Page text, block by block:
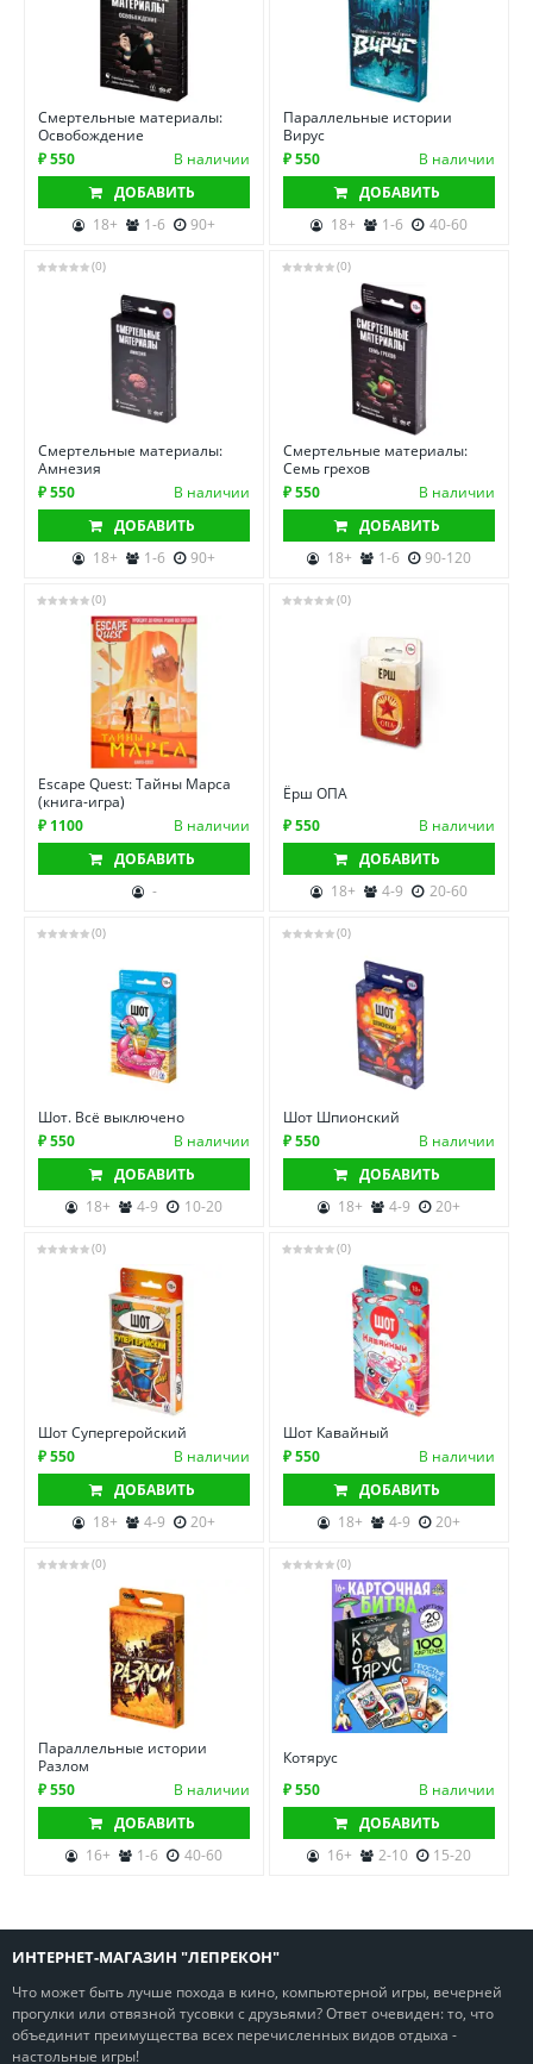
Смертельные материалы:
Освобождение
₽ 550
В наличии
ДОБАВИТЬ
18+
1-6 90+
Параллельные истории
Вирус
₽ 550
В наличии
ДОБАВИТЬ
18+
1-6 40-60
(0)
Смертельные материалы:
Амнезия
₽ 550
В наличии
ДОБАВИТЬ
18+
1-6 90+
(0)
Смертельные материалы:
Семь грехов
₽ 550
В наличии
ДОБАВИТЬ
18+
1-6 90-120
(0)
Escape Quest: Тайны Марса
(книга-игра)
₽ 1100
В наличии
ДОБАВИТЬ
-
(0)
Ёрш ОПА
₽ 550
В наличии
ДОБАВИТЬ
18+
4-9 20-60
(0)
Шот. Всё выключено
₽ 550
В наличии
ДОБАВИТЬ
18+
4-9 10-20
(0)
Шот Шпионский
₽ 550
В наличии
ДОБАВИТЬ
18+
4-9 20+
(0)
Шот Супергеройский
₽ 550
В наличии
ДОБАВИТЬ
18+
4-9 20+
(0)
Шот Кавайный
₽ 550
В наличии
ДОБАВИТЬ
18+
4-9 20+
(0)
Параллельные истории
Разлом
₽ 550
В наличии
ДОБАВИТЬ
16+
1-6 40-60
(0)
Котярус
₽ 550
В наличии
ДОБАВИТЬ
16+
2-10 15-20
ИНТЕРНЕТ-МАГАЗИН "ЛЕПРЕКОН"
Что может быть лучше похода в кино, компьютерной игры, вечерней
прогулки или отвязной тусовки с друзьями? Ответ очевиден: то, что
объединит преимущества всех перечисленных видов отдыха -
настольные игры!